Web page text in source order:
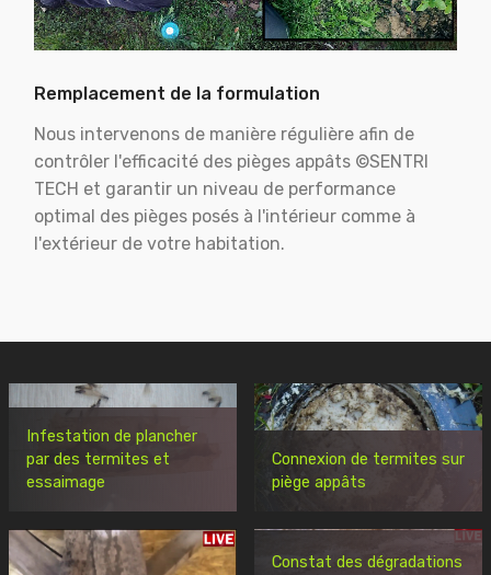
Remplacement de la formulation
Nous intervenons de manière régulière afin de
contrôler l'efficacité des pièges appâts ©SENTRI
TECH et garantir un niveau de performance
optimal des pièges posés à l'intérieur comme à
l'extérieur de votre habitation.
Infestation de plancher
par des termites et
essaimage
Connexion de termites sur
piège appâts
Constat des dégradations